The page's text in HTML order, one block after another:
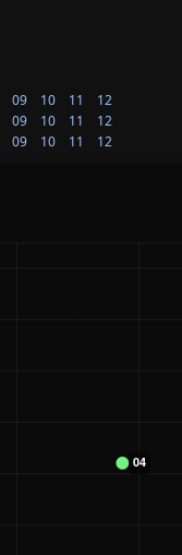
09 10 11 12
09 10 11 12
09 10 11 12